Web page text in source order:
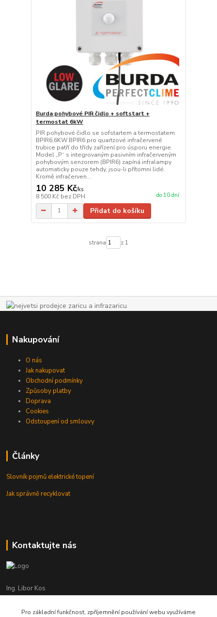
Burda pohybové PIR čidlo + softstart +
termostat 6kW
PIR pohybové čidlo se sofstartem a termostatem
BPIR6,6KW BPIR6 pro quartzové infračervené
trubice patří do třídy zařízení pro úsporu energie.
Model „P“ s integrovaným pasivním infračerveným
pohybovým senzorem (BPIR6) zapíná infralampy
automaticky pouze tehdy, jsou-li přítomni lidé.
Kromě infračerven...
10 285 Kč/ks
8 500 Kč bez DPH do 10 dní
Přidat do košíku
strana z 1
Nakupování
O nás
Jak nakupovat
Obchodní podmínky
Způsoby platby
Doprava
Cookies
Odstoupení od smlouvy
Články
Slovník pojmů elektrické topení
Jak správně recyklovat
Kontaktujte nás
Ing. Libor Kos
+420 601 555 225
(Po-Pá: 8-17:00 hod.)
Pro základní funkčnost, zpříjemnění používání webu využíváme